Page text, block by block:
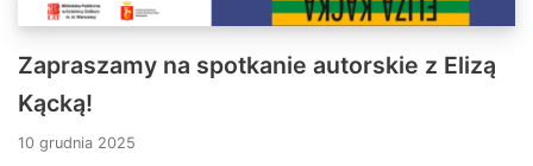
Zapraszamy na spotkanie autorskie z Elizą
Kącką!
10 grudnia 2025